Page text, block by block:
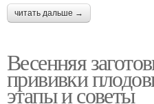
читать дальше →
Весенняя
прививки
этапы и советы